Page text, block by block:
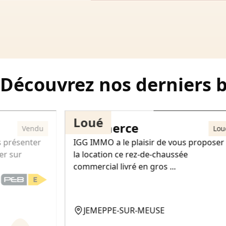
Découvrez nos derniers
Vendu
présenter
sur
Loué
Commerce
IGG IMMO a le plaisir de vous proposer
la location ce rez-de-chaussée
commercial livré en gros ...
JEMEPPE-SUR-MEUSE